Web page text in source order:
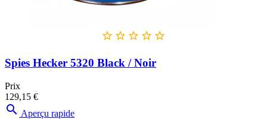
    
Spies Hecker 5320 Black / Noir
Prix
129,15 €
 Aperçu rapide